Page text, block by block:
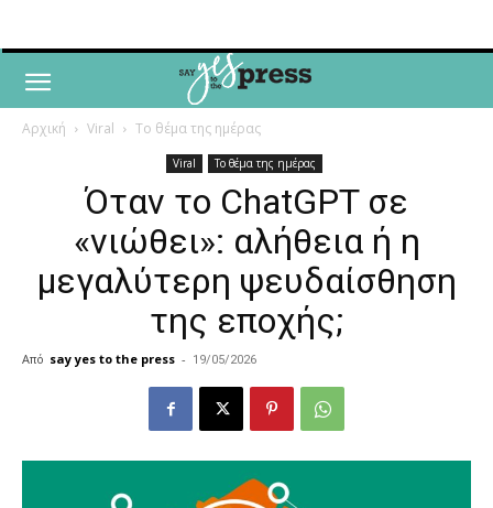
Αρχική Viral Το θέμα της ημέρας
Viral Το θέμα της ημέρας
Όταν το ChatGPT σε
«νιώθει»: αλήθεια ή η
μεγαλύτερη ψευδαίσθηση
της εποχής;
Από say yes to the press - 19/05/2026